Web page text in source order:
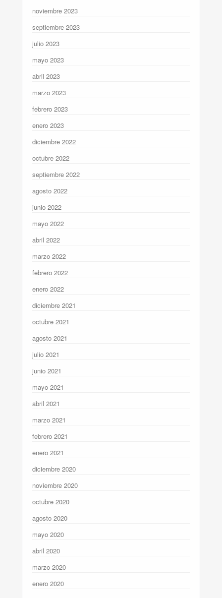
noviembre 2023
septiembre 2023
julio 2023
mayo 2023
abril 2023
marzo 2023
febrero 2023
enero 2023
diciembre 2022
octubre 2022
septiembre 2022
agosto 2022
junio 2022
mayo 2022
abril 2022
marzo 2022
febrero 2022
enero 2022
diciembre 2021
octubre 2021
agosto 2021
julio 2021
junio 2021
mayo 2021
abril 2021
marzo 2021
febrero 2021
enero 2021
diciembre 2020
noviembre 2020
octubre 2020
agosto 2020
mayo 2020
abril 2020
marzo 2020
enero 2020